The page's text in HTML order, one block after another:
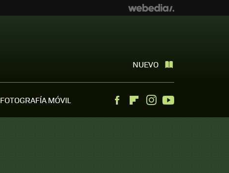
NUEVO
FOTOGRAFÍA MÓVIL FacebookFlipboardInstagram